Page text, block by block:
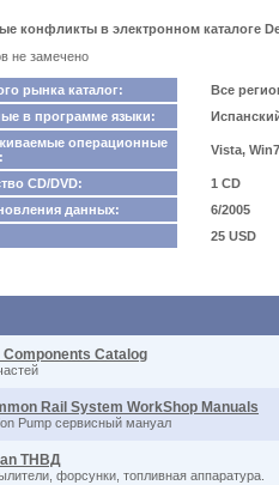
конфликты в электронном каталоге
не замечено
рынка каталог:
Все
в программе языки:
операционные
Vista,
CD/DVD:
1 CD
данных:
6/2005
25 USD
Components Catalog
Rail System WorkShop Manuals
Pump сервисный мануал
ТНВД
форсунки, топливная аппаратура.